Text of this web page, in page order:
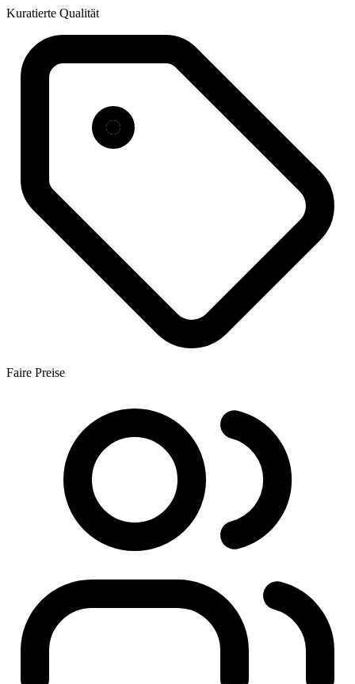
Kuratierte Qualität
Faire Preise